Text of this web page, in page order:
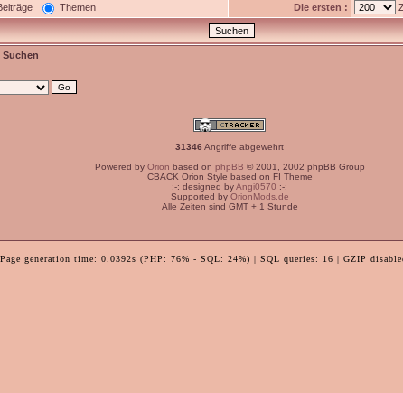
Themen Die ersten :
Suchen
31346 Angriffe abgewehrt
Powered by Orion based on phpBB © 2001, 2002 phpBB Group
CBACK Orion Style based on FI Theme
:-: designed byAngi0570 :-:
Supported by OrionMods.de
Alle Zeiten sind GMT + 1 Stunde
generation time: 0.0392s (PHP: 76% - SQL: 24%) | SQL queries: 16 | GZIP